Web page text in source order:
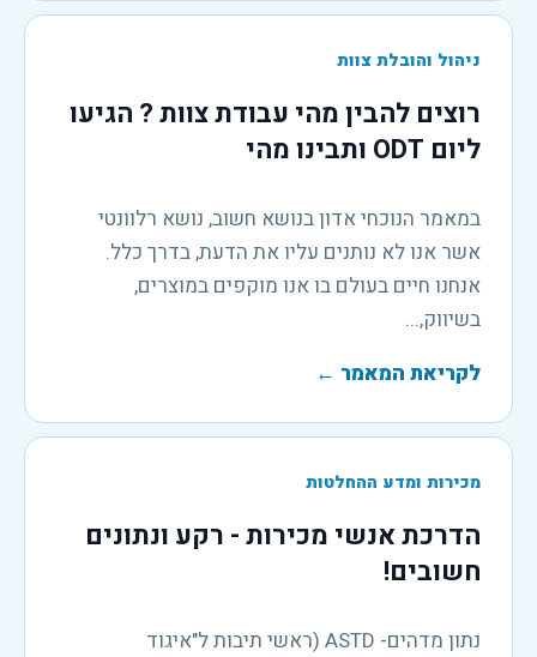
ניהול והובלת צוות
רוצים להבין מהי עבודת צוות ? הגיעו
ליום ODT ותבינו מהי
במאמר הנוכחי אדון בנושא חשוב, נושא רלוונטי
אשר אנו לא נותנים עליו את הדעת, בדרך כלל.
אנחנו חיים בעולם בו אנו מוקפים במוצרים,
בשיווק,...
לקריאת המאמר ←
מכירות ומדע ההחלטות
הדרכת אנשי מכירות - רקע ונתונים
חשובים!
נתון מדהים- ASTD (ראשי תיבות ל"איגוד